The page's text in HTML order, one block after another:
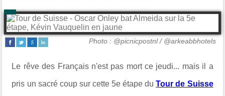
Photo : @picnicpostnl / @arkeabbhotels
Le rêve des Français n'est pas mort ce jeudi... mais il a
pris un sacré coup sur cette 5e étape duTour de Suisse